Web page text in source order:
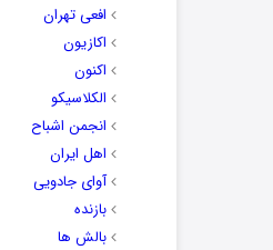
افعی تهران
اکازیون
اکنون
الکلاسیکو
انجمن اشباح
اهل ایران
آوای جادویی
بازنده
بالش ها